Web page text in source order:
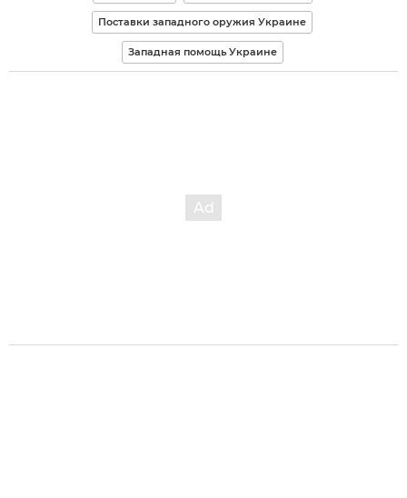
Поставки западного оружия Украине
Западная помощь Украине